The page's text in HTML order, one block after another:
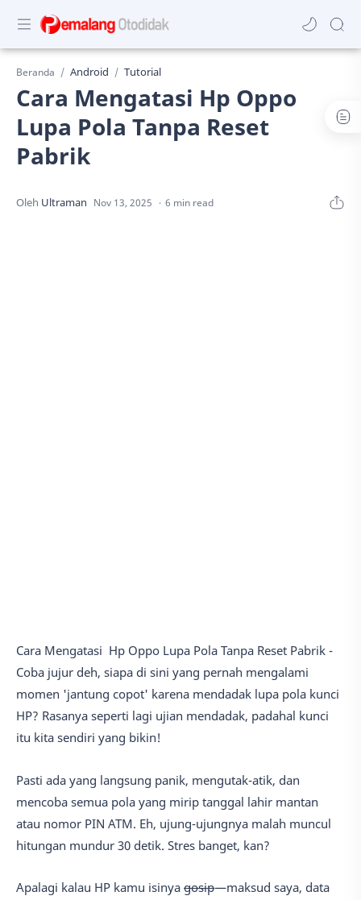
Beranda Android Tutorial
Cara Mengatasi Hp Oppo
Lupa Pola Tanpa Reset
Pabrik
6 min read
Cara Mengatasi Hp Oppo Lupa Pola Tanpa Reset Pabrik -
Coba jujur deh, siapa di sini yang pernah mengalami
momen 'jantung copot' karena mendadak lupa pola kunci
HP? Rasanya seperti lagi ujian mendadak, padahal kunci
itu kita sendiri yang bikin!
Pasti ada yang langsung panik, mengutak-atik, dan
mencoba semua pola yang mirip tanggal lahir mantan
atau nomor PIN ATM. Eh, ujung-ujungnya malah muncul
hitungan mundur 30 detik. Stres banget, kan?
Apalagi kalau HP kamu isinya gosip—maksud saya, data